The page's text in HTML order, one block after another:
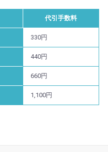
代引手数料
330円
440円
660円
1,100円